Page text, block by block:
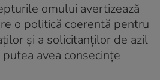
omului avertizează
o politică coerentă pentru
și a solicitanților de azil
avea consecințe